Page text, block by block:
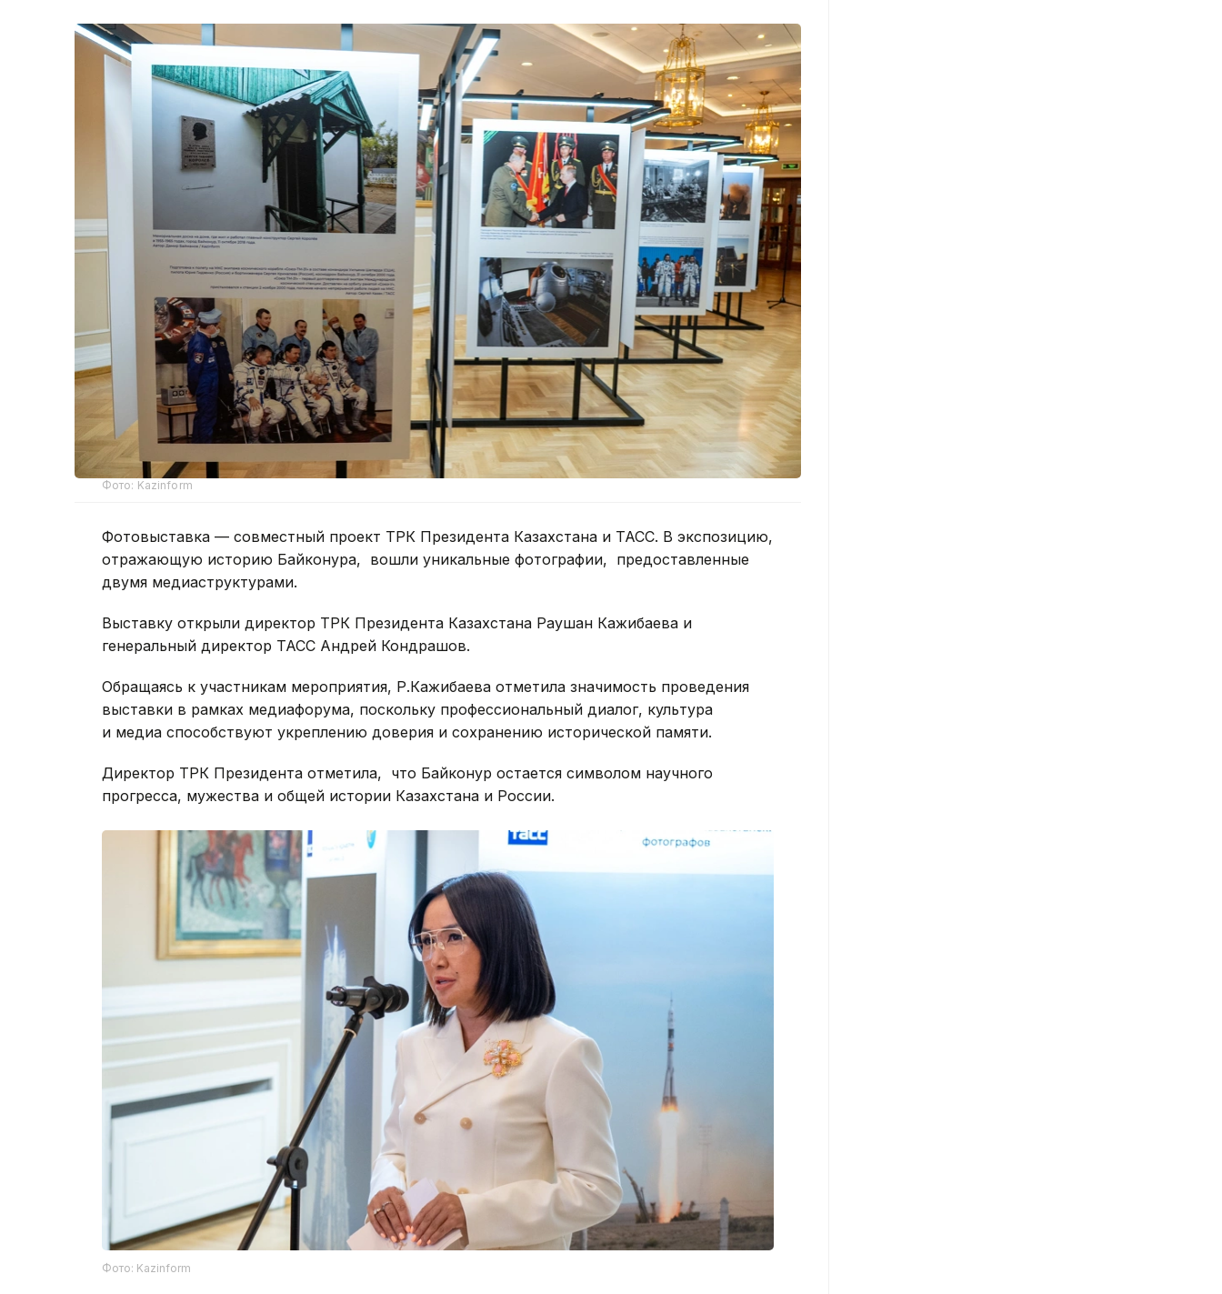
Фото: Kazinform
Фотовыставка — совместный проект ТРК Президента Казахстана и ТАСС. В экспозицию,
отражающую историю Байконура, вошли уникальные фотографии, предоставленные
двумя медиаструктурами.
Выставку открыли директор ТРК Президента Казахстана Раушан Кажибаева и
генеральный директор ТАСС Андрей Кондрашов.
Обращаясь к участникам мероприятия, Р.Кажибаева отметила значимость проведения
выставки в рамках медиафорума, поскольку профессиональный диалог, культура
и медиа способствуют укреплению доверия и сохранению исторической памяти.
Директор ТРК Президента отметила, что Байконур остается символом научного
прогресса, мужества и общей истории Казахстана и России.
Фото: Kazinform